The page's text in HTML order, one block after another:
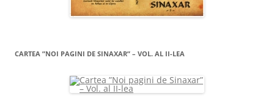
CARTEA ”NOI PAGINI DE SINAXAR” – VOL. AL II-LEA